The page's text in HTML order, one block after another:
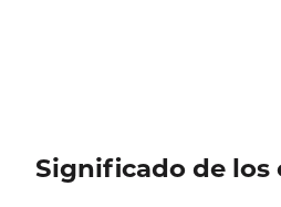
Significado de los